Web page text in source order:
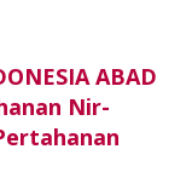
ABAD
Nir-